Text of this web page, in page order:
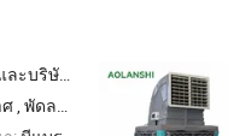
ริษัทผู้ค้า
นและการกรองในอุตสาหกรรม